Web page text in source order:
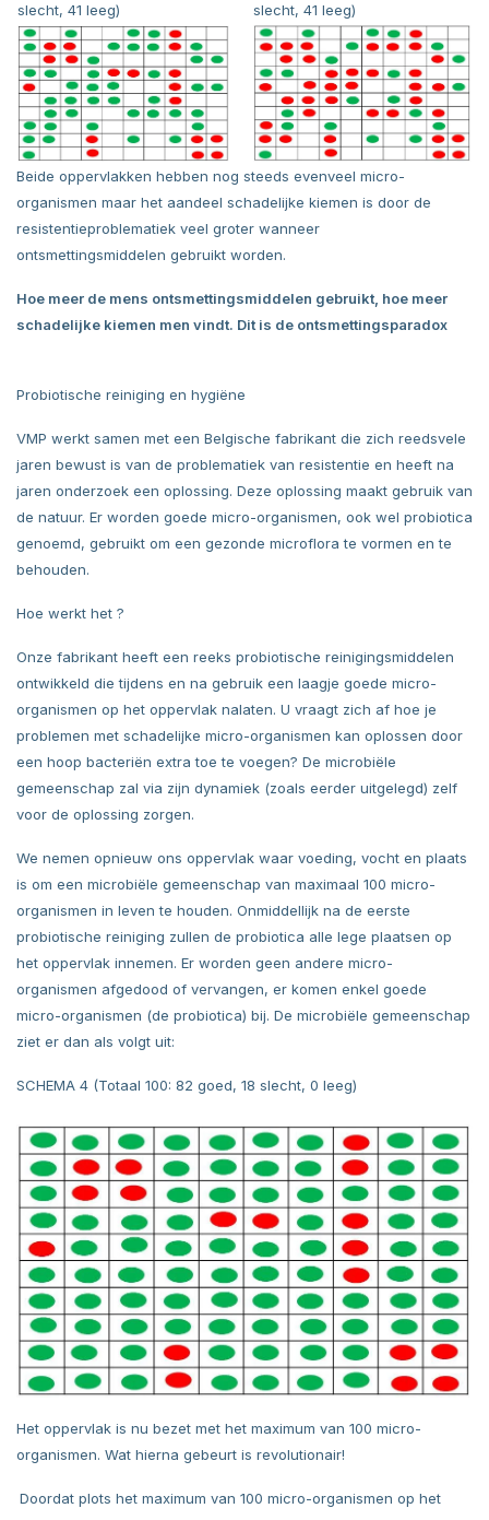
slecht, 41 leeg)
slecht, 41 leeg)
Beide oppervlakken hebben nog steeds evenveel micro-
organismen maar het aandeel schadelijke kiemen is door de
resistentieproblematiek veel groter wanneer
ontsmettingsmiddelen gebruikt worden.
Hoe meer de mens ontsmettingsmiddelen gebruikt, hoe meer
schadelijke kiemen men vindt. Dit is de ontsmettingsparadox
Probiotische reiniging en hygiëne
VMP werkt samen met een Belgische fabrikant die zich reedsvele
jaren bewust is van de problematiek van resistentie en heeft na
jaren onderzoek een oplossing. Deze oplossing maakt gebruik van
de natuur. Er worden goede micro-organismen, ook wel probiotica
genoemd, gebruikt om een gezonde microflora te vormen en te
behouden.
Hoe werkt het ?
Onze fabrikant heeft een reeks probiotische reinigingsmiddelen
ontwikkeld die tijdens en na gebruik een laagje goede micro-
organismen op het oppervlak nalaten. U vraagt zich af hoe je
problemen met schadelijke micro-organismen kan oplossen door
een hoop bacteriën extra toe te voegen? De microbiële
gemeenschap zal via zijn dynamiek (zoals eerder uitgelegd) zelf
voor de oplossing zorgen.
We nemen opnieuw ons oppervlak waar voeding, vocht en plaats
is om een microbiële gemeenschap van maximaal 100 micro-
organismen in leven te houden. Onmiddellijk na de eerste
probiotische reiniging zullen de probiotica alle lege plaatsen op
het oppervlak innemen. Er worden geen andere micro-
organismen afgedood of vervangen, er komen enkel goede
micro-organismen (de probiotica) bij. De microbiële gemeenschap
ziet er dan als volgt uit:
SCHEMA 4 (Totaal 100: 82 goed, 18 slecht, 0 leeg)
Het oppervlak is nu bezet met het maximum van 100 micro-
organismen. Wat hierna gebeurt is revolutionair!
Doordat plots het maximum van 100 micro-organismen op het